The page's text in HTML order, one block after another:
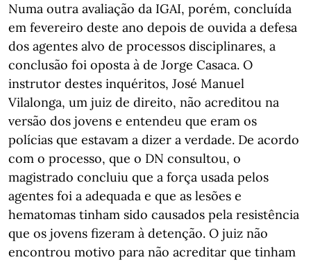
Numa outra avaliação da IGAI, porém, concluída
em fevereiro deste ano depois de ouvida a defesa
dos agentes alvo de processos disciplinares, a
conclusão foi oposta à de Jorge Casaca. O
instrutor destes inquéritos, José Manuel
Vilalonga, um juiz de direito, não acreditou na
versão dos jovens e entendeu que eram os
polícias que estavam a dizer a verdade. De acordo
com o processo, que o DN consultou, o
magistrado concluiu que a força usada pelos
agentes foi a adequada e que as lesões e
hematomas tinham sido causados pela resistência
que os jovens fizeram à detenção. O juiz não
encontrou motivo para não acreditar que tinham